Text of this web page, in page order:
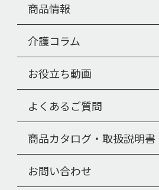
商品情報
介護コラム
お役立ち動画
よくあるご質問
商品カタログ・取扱説明書
お問い合わせ